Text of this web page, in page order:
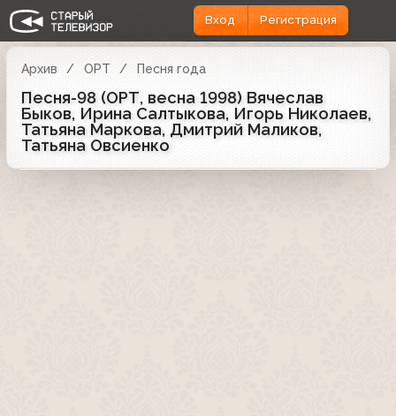
Вход Регистрация
Архив ОРТ Песня года
Песня-98 (ОРТ, весна 1998) Вячеслав
Быков, Ирина Салтыкова, Игорь Николаев,
Татьяна Маркова, Дмитрий Маликов,
Татьяна Овсиенко